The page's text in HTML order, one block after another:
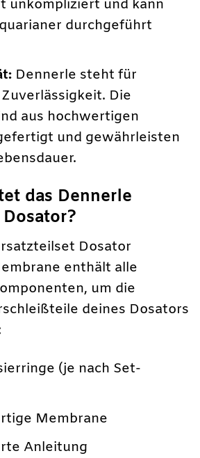
unkompliziert und kann
durchgeführt
Dennerle steht für
Die
aus hochwertigen
und gewährleisten
das Dennerle
Dosator
enthält alle
um die
deines Dosators
(je nach Set-
Membrane
Anleitung